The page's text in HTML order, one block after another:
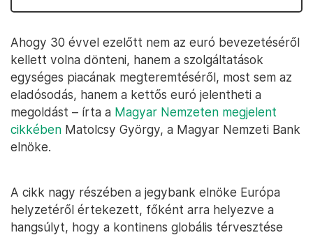
Ahogy 30 évvel ezelőtt nem az euró bevezetéséről
kellett volna dönteni, hanem a szolgáltatások
egységes piacának megteremtéséről, most sem az
eladósodás, hanem a kettős euró jelentheti a
megoldást – írta a Magyar Nemzeten megjelent
cikkében Matolcsy György, a Magyar Nemzeti Bank
elnöke.
A cikk nagy részében a jegybank elnöke Európa
helyzetéről értekezett, főként arra helyezve a
hangsúlyt, hogy a kontinens globális térvesztése